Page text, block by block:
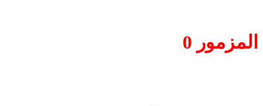
المزمور 0